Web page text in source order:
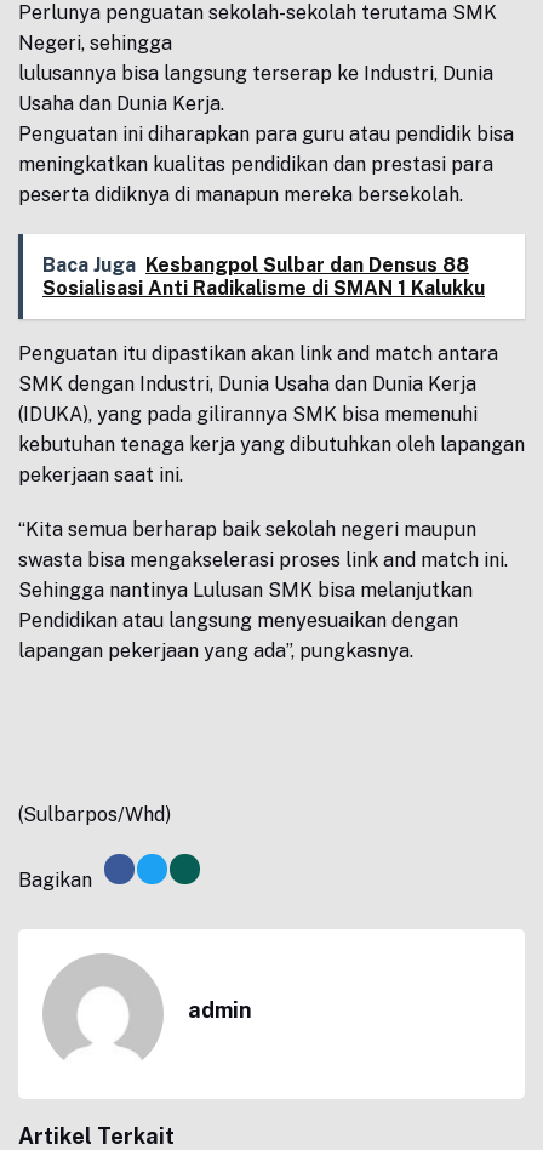
Perlunya penguatan sekolah-sekolah terutama SMK
Negeri, sehingga
lulusannya bisa langsung terserap ke Industri, Dunia
Usaha dan Dunia Kerja.
Penguatan ini diharapkan para guru atau pendidik bisa
meningkatkan kualitas pendidikan dan prestasi para
peserta didiknya di manapun mereka bersekolah.
Baca Juga Kesbangpol Sulbar dan Densus 88
Sosialisasi Anti Radikalisme di SMAN 1 Kalukku
Penguatan itu dipastikan akan link and match antara
SMK dengan Industri, Dunia Usaha dan Dunia Kerja
(IDUKA), yang pada gilirannya SMK bisa memenuhi
kebutuhan tenaga kerja yang dibutuhkan oleh lapangan
pekerjaan saat ini.
“Kita semua berharap baik sekolah negeri maupun
swasta bisa mengakselerasi proses link and match ini.
Sehingga nantinya Lulusan SMK bisa melanjutkan
Pendidikan atau langsung menyesuaikan dengan
lapangan pekerjaan yang ada”, pungkasnya.
(Sulbarpos/Whd)
Bagikan
admin
Artikel Terkait